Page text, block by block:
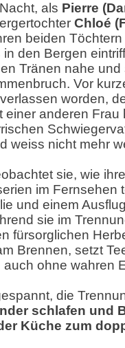
als Pierre
Chloé
beiden
den Bergen
Tränen nahe
Vor
worden,
einer anderen
weiss nicht mehr
sie, wie
im Fernsehen
und einem
sie im
fürsorglichen
Brennen, setzt
auch ohne wahren
die
schlafen und
Küche zum